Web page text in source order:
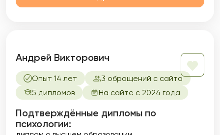
Андрей Викторович
Опыт 14 лет
3 обращений с сайта
5 дипломов
На сайте с 2024 года
Подтверждённые дипломы по
психологии: